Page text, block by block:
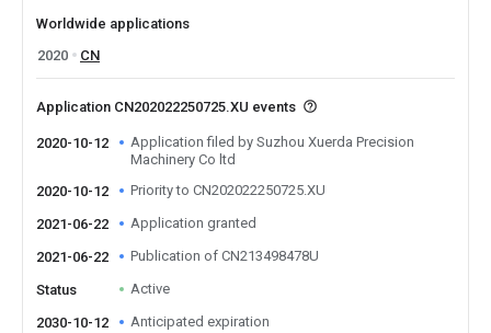
Worldwide applications
2020
CN
Application CN202022250725.XU events
2020-10-12
Application filed by Suzhou Xuerda Precision
Machinery Co ltd
2020-10-12
Priority to CN202022250725.XU
2021-06-22 Application granted
2021-06-22 Publication of CN213498478U
Status Active
2030-10-12 Anticipated expiration